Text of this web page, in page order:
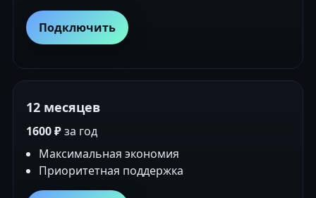
Подключить
12 месяцев
1600 ₽за год
Максимальная экономия
Приоритетная поддержка